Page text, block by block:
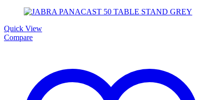
Quick View
Compare